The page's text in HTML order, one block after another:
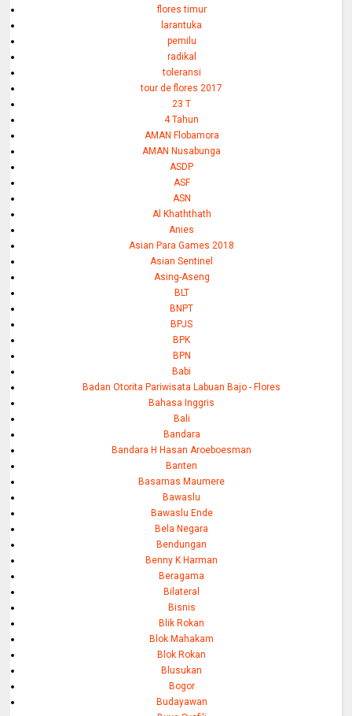
flores timur
larantuka
pemilu
radikal
toleransi
tour de flores 2017
23 T
4 Tahun
AMAN Flobamora
AMAN Nusabunga
ASDP
ASF
ASN
Al Khaththath
Anies
Asian Para Games 2018
Asian Sentinel
Asing-Aseng
BLT
BNPT
BPJS
BPK
BPN
Babi
Badan Otorita Pariwisata Labuan Bajo - Flores
Bahasa Inggris
Bali
Bandara
Bandara H Hasan Aroeboesman
Banten
Basarnas Maumere
Bawaslu
Bawaslu Ende
Bela Negara
Bendungan
Benny K Harman
Beragama
Bilateral
Bisnis
Blik Rokan
Blok Mahakam
Blok Rokan
Blusukan
Bogor
Budayawan